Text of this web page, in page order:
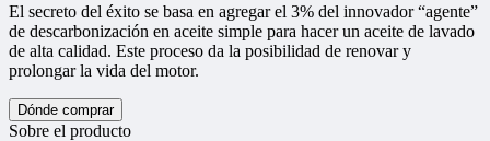
El secreto del éxito se basa en agregar el 3% del innovador “agente”
de descarbonización en aceite simple para hacer un aceite de lavado
de alta calidad. Este proceso da la posibilidad de renovar y
prolongar la vida del motor.
Dónde comprar
Sobre el producto